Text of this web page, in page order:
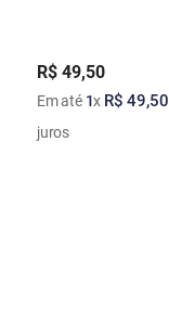
R$ 49,50
Em até 1x R$ 49,50
juros